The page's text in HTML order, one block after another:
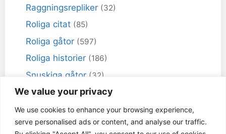
We value your privacy
We use cookies to enhance your browsing experience,
serve personalised ads or content, and analyse our traffic.
Raggningsrepliker (32)
Roliga citat (85)
Roliga gåtor (597)
Roliga historier (186)
Snuskiga gåtor (32)
Snuskiga skämt(98)
Sportskämt (18)
Torra skämt (461)